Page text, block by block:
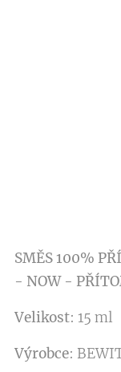
SMĚS 100%
- NOW -
Velikost: 15 ml
Výrobce: